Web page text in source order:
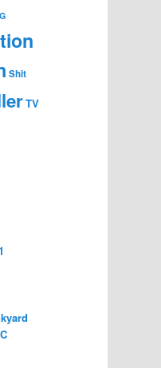
Shit
TV